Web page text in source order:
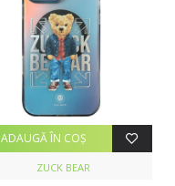
ZUCK BEAR
ADAUGĂ ÎN COŞ